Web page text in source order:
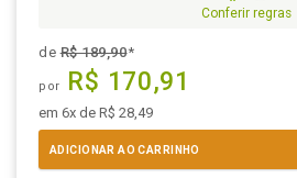
Conferir regras
deR$ 189,90*
por R$ 170,91
em 6x de R$ 28,49
ADICIONAR AO CARRINHO